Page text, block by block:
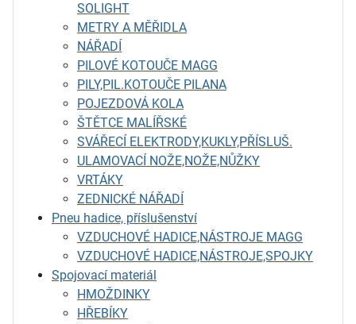
SOLIGHT
METRY A MĚŘIDLA
NÁŘADÍ
PILOVÉ KOTOUČE MAGG
PILY,PIL.KOTOUČE PILANA
POJEZDOVÁ KOLA
ŠTĚTCE MALÍŘSKÉ
SVÁŘECÍ ELEKTRODY,KUKLY,PŘÍSLUŠ.
ULAMOVACÍ NOŽE,NOŽE,NŮŽKY
VRTÁKY
ZEDNICKÉ NÁŘADÍ
Pneu hadice, příslušenství
VZDUCHOVÉ HADICE,NÁSTROJE MAGG
VZDUCHOVÉ HADICE,NÁSTROJE,SPOJKY
Spojovací materiál
HMOŽDINKY
HŘEBÍKY